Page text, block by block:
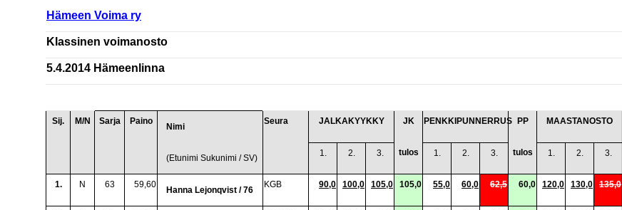
Hämeen Voima ry
Klassinen voimanosto
5.4.2014 Hämeenlinna
Sij. M/N Sarja Paino
Nimi
Seura JALKAKYYKKY JK PENKKIPUNNERRUS PP MAASTANOSTO
(Etunimi Sukunimi / SV) 1. 2. 3. tulos 1. 2. 3. tulos 1. 2. 3.
1. N 63 59,60
Hanna Lejonqvist / 76
KGB 90,0 100,0 105,0 105,0 55,0 60,0 62,5 60,0 120,0 130,0 135,0